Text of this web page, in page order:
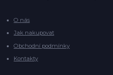
O nás
Jak nakupovat
Obchodní podmínky
Kontakty